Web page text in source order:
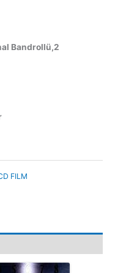
Bandrollü,2
FILM